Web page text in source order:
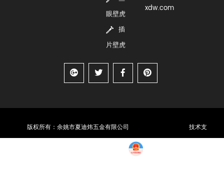
眼壁虎
插
片壁虎
xdw.com
版权所有：余姚市夏迪炜五金有限公司 技术支